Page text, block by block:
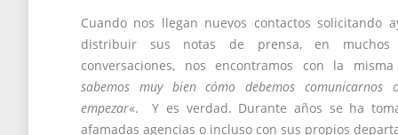
Cuando nos llegan nuevos contactos solicitando
distribuir sus notas de prensa, en muchos
conversaciones, nos encontramos con la
sabemos muy bien cómo debemos comunicarnos
empezar«. Y es verdad. Durante años se ha
afamadas agencias o incluso con sus propios